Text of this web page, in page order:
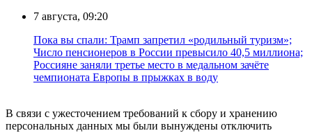
7 августа, 09:20
Пока вы спали: Трамп запретил «родильный туризм»;
Число пенсионеров в России превысило 40,5 миллиона;
Россияне заняли третье место в медальном зачёте
чемпионата Европы в прыжках в воду
В связи с ужесточением требований к сбору и хранению
персональных данных мы были вынуждены отключить